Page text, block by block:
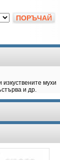
ПОРЪЧАЙ
мухи
и др.